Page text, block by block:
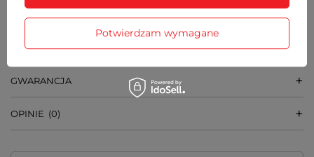
57 g
SZCZEGÓŁOWE DANE
GWARANCJA
OPINIE (0)
Potwierdzam wymagane